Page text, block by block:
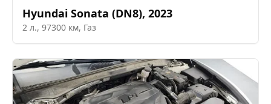
Hyundai Sonata (DN8), 2023
2 л., 97300 км, Газ